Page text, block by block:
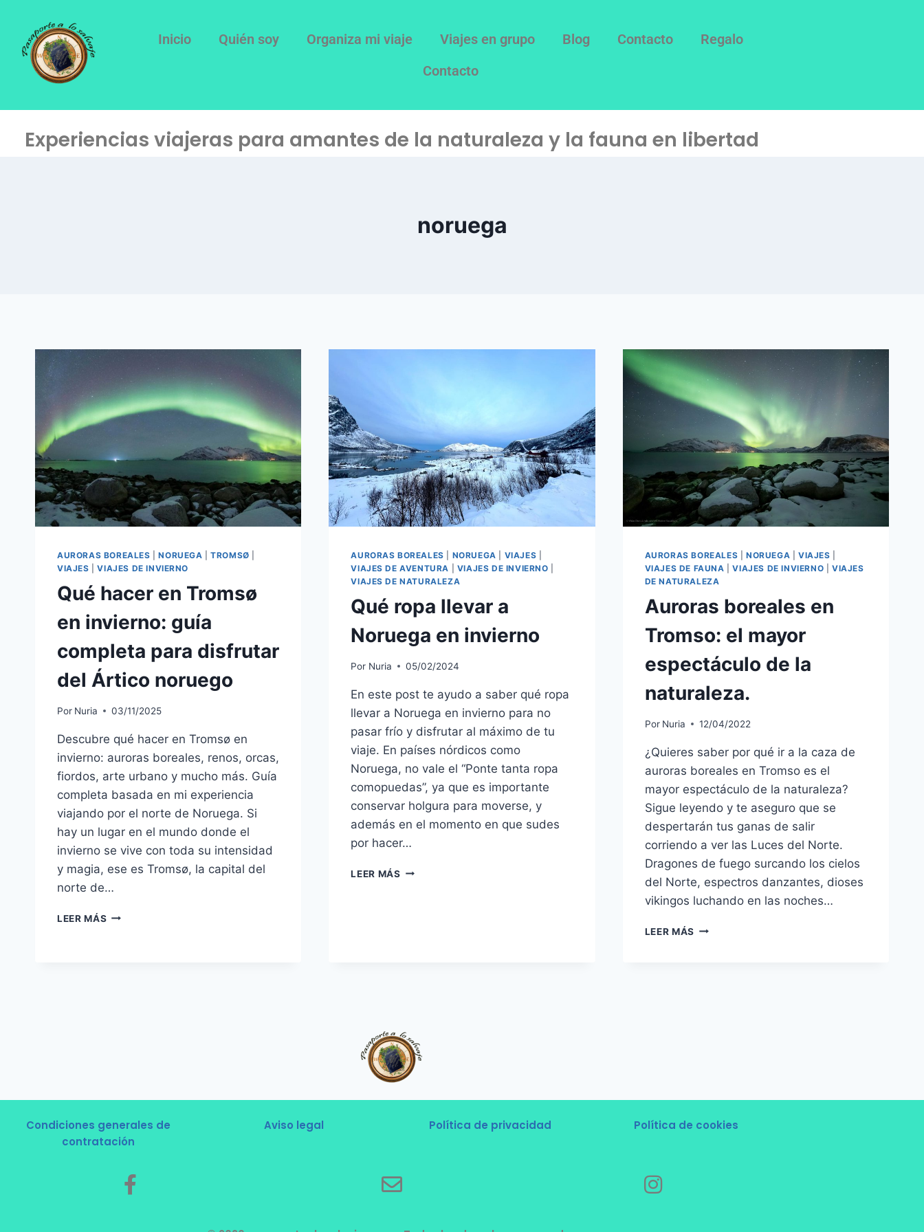
Inicio Quién soy Organiza mi viaje Viajes en grupo Blog Contacto
Regalo
Contacto
Experiencias viajeras para amantes de la naturaleza y la fauna en libertad
noruega
AURORAS BOREALES |NORUEGA |TROMSØ
VIAJES |VIAJES DE INVIERNO
Qué hacer en Tromsø
en invierno: guía
completa para disfrutar
del Ártico noruego
Por Nuria 03/11/2025
Descubre qué hacer en Tromsø en
invierno: auroras boreales, renos, orcas,
fiordos, arte urbano y mucho más. Guía
completa basada en mi experiencia
viajando por el norte de Noruega. Si
hay un lugar en el mundo donde el
invierno se vive con toda su intensidad
y magia, ese es Tromsø, la capital del
norte de…
LEER MÁS
AURORAS BOREALES NORUEGA VIAJES
VIAJES DE AVENTURA
VIAJES DE INVIERNO
VIAJES DE NATURALEZA
Qué ropa llevar a
Noruega en invierno
Por Nuria 05/02/2024
En este post te ayudo a saber qué ropa
llevar a Noruega en invierno para no
pasar frío y disfrutar al máximo de tu
viaje. En países nórdicos como
Noruega, no vale el “Ponte tanta ropa
comopuedas”, ya que es importante
conservar holgura para moverse, y
además en el momento en que sudes
por hacer…
LEER MÁS
AURORAS BOREALES NORUEGA VIAJES
VIAJES DE FAUNA |VIAJES DE INVIERNO
VIAJES
DE NATURALEZA
Auroras boreales en
Tromso: el mayor
espectáculo de la
naturaleza.
Por Nuria 12/04/2022
¿Quieres saber por qué ir a la caza de
auroras boreales en Tromso es el
mayor espectáculo de la naturaleza?
Sigue leyendo y te aseguro que se
despertarán tus ganas de salir
corriendo a ver las Luces del Norte.
Dragones de fuego surcando los cielos
del Norte, espectros danzantes, dioses
vikingos luchando en las noches…
LEER MÁS
Condiciones generales de
contratación
Aviso legal Política de privacidad Política de cookies